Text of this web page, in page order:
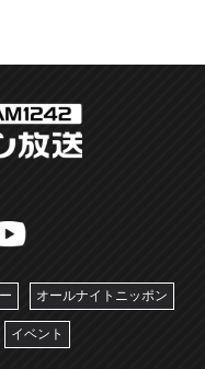
オールナイトニッポン
イベント